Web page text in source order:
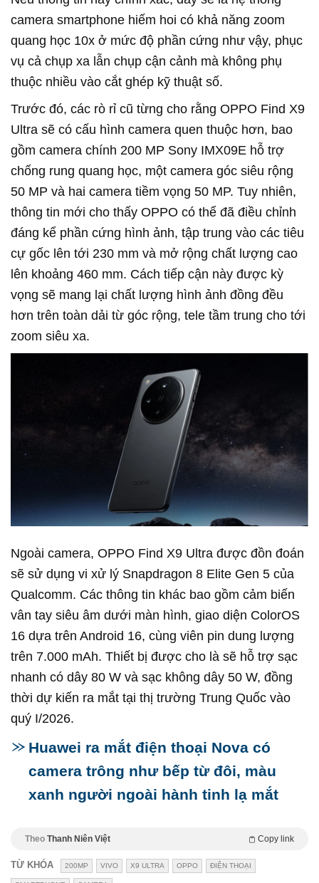
camera smartphone hiếm hoi có khả năng zoom
quang học 10x ở mức độ phần cứng như vậy, phục
vụ cả chụp xa lẫn chụp cận cảnh mà không phụ
thuộc nhiều vào cắt ghép kỹ thuật số.
Trước đó, các rò rỉ cũ từng cho rằng OPPO Find X9
Ultra sẽ có cấu hình camera quen thuộc hơn, bao
gồm camera chính 200 MP Sony IMX09E hỗ trợ
chống rung quang học, một camera góc siêu rộng
50 MP và hai camera tiềm vọng 50 MP. Tuy nhiên,
thông tin mới cho thấy OPPO có thể đã điều chỉnh
đáng kể phần cứng hình ảnh, tập trung vào các tiêu
cự gốc lên tới 230 mm và mở rộng chất lượng cao
lên khoảng 460 mm. Cách tiếp cận này được kỳ
vọng sẽ mang lại chất lượng hình ảnh đồng đều
hơn trên toàn dải từ góc rộng, tele tầm trung cho tới
zoom siêu xa.
Ngoài camera, OPPO Find X9 Ultra được đồn đoán
sẽ sử dụng vi xử lý Snapdragon 8 Elite Gen 5 của
Qualcomm. Các thông tin khác bao gồm cảm biến
vân tay siêu âm dưới màn hình, giao diện ColorOS
16 dựa trên Android 16, cùng viên pin dung lượng
trên 7.000 mAh. Thiết bị được cho là sẽ hỗ trợ sạc
nhanh có dây 80 W và sạc không dây 50 W, đồng
thời dự kiến ra mắt tại thị trường Trung Quốc vào
quý I/2026.
Huawei ra mắt điện thoại Nova có
camera trông như bếp từ đôi, màu
xanh người ngoài hành tinh lạ mắt
Theo Thanh Niên Việt Copy link
TỪ KHÓA 200MP VIVO X9 ULTRA OPPO ĐIỆN THOẠI